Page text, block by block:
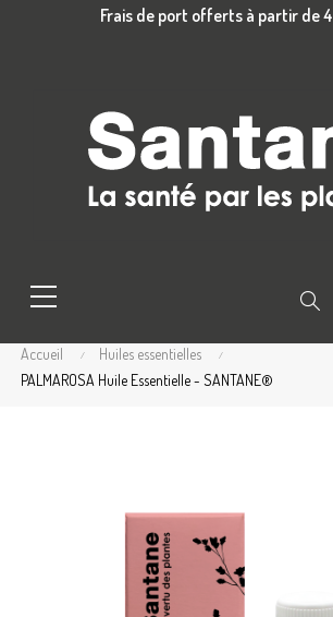
Frais de port offerts à partir de
Accueil
Huiles essentielles
PALMAROSA Huile Essentielle - SANTANE®